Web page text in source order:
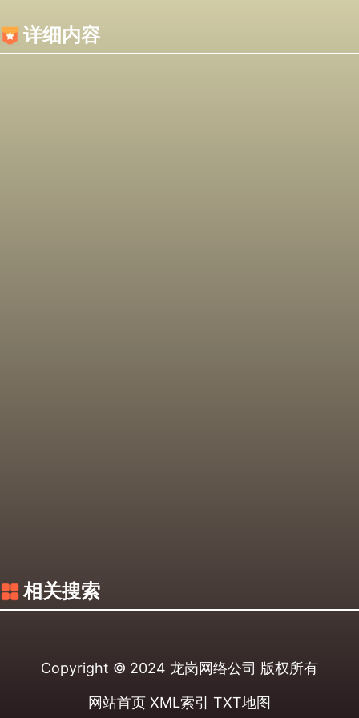
详细内容
相关搜索
Copyright © 2024 龙岗网络公司 版权所有
网站首页 XML索引 TXT地图